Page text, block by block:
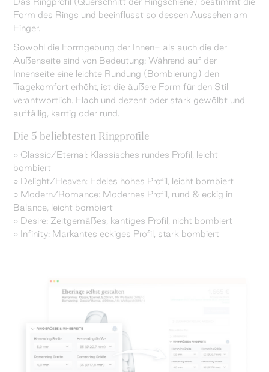
Form des Rings und beeinflusst so dessen Aussehen am
Finger.
Sowohl die Formgebung der Innen- als auch die der
Außenseite sind von Bedeutung: Während auf der
Innenseite eine leichte Rundung (Bombierung) den
Tragekomfort erhöht, ist die äußere Form für den Stil
verantwortlich. Flach und dezent oder stark gewölbt und
auffällig, kantig oder rund.
Die 5 beliebtesten Ringprofile
○ Classic/Eternal: Klassisches rundes Profil, leicht
bombiert
○ Delight/Heaven: Edeles hohes Profil, leicht bombiert
○ Modern/Romance: Modernes Profil, rund & eckig in
Balance, leicht bombiert
○ Desire: Zeitgemäßes, kantiges Profil, nicht bombiert
○ Infinity: Markantes eckiges Profil, stark bombiert